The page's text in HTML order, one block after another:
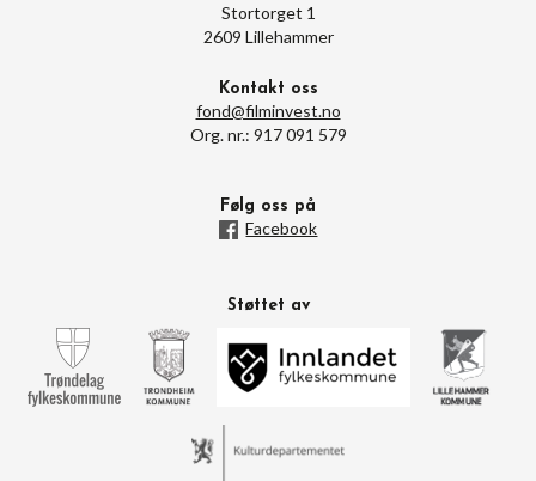
Stortorget 1
2609 Lillehammer
Kontakt oss
fond@filminvest.no
Org. nr.: 917 091 579
Følg oss på
Facebook
Støttet av